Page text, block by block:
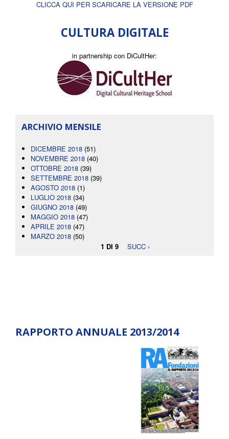
CLICCA QUI PER SCARICARE LA VERSIONE PDF
CULTURA DIGITALE
in partnership con DiCultHer:
ARCHIVIO MENSILE
DICEMBRE 2018 (51)
NOVEMBRE 2018 (40)
OTTOBRE 2018 (39)
SETTEMBRE 2018 (39)
AGOSTO 2018 (1)
LUGLIO 2018 (34)
GIUGNO 2018 (49)
MAGGIO 2018 (47)
APRILE 2018 (47)
MARZO 2018 (50)
1 DI 9
SUCC ›
RAPPORTO ANNUALE 2013/2014